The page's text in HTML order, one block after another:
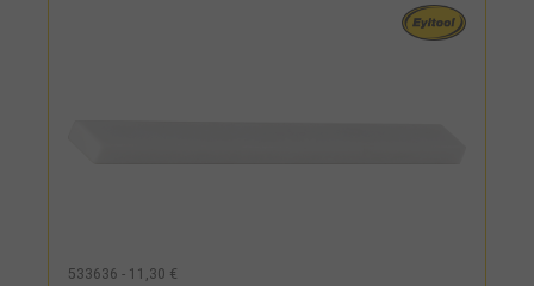
533636 - 11,30 €